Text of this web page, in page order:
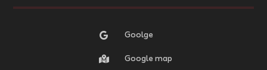
Goolge
Google map